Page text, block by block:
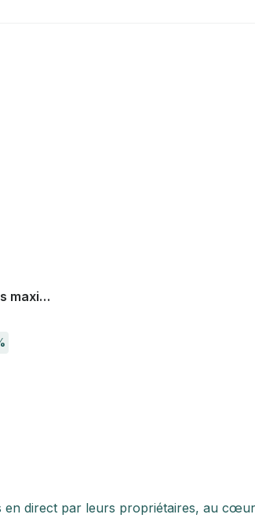
maxi
m des
en direct par leurs propriétaires, au